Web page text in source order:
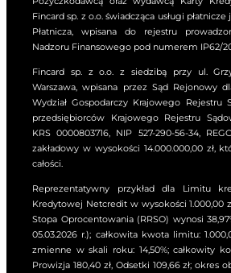
Fincard sp. z o.o. świadcząca usługi
Płatnicza, wpisana do rejestru
Nadzoru Finansowego pod numerem IP62/
Fincard sp. z o.o. z siedzibą przy ul.
Warszawa, wpisana przez Sąd Rejonowy
Wydział Gospodarczy Krajowego Rejestru
przedsiębiorców Krajowego Rejestru
KRS 0000803716, NIP 527-290-56-34,
zakładowy w wysokości 14.000.000,00 zł,
całości.
Reprezentatywny przykład dla Limitu
Kredytowej Netcredit w wysokości 1.000,00
Stopa Oprocentowania (RRSO) wynosi
05.03.2026 r.); całkowita kwota limitu:
zmienne w skali roku: 14,50%; całkowity
Prowizja 180,40 zł, Odsetki 109,66 zł; okres